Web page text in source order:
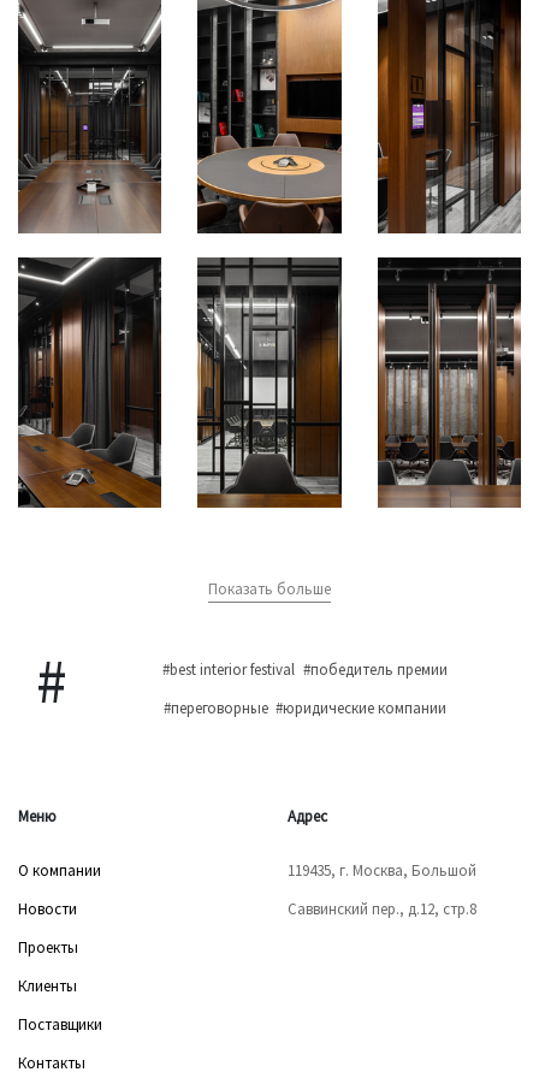
Показать больше
#best interior festival #победитель премии
#переговорные #юридические компании
Меню
О компании
Новости
Проекты
Клиенты
Поставщики
Контакты
Адрес
119435, г. Москва, Большой
Саввинский пер., д.12, стр.8